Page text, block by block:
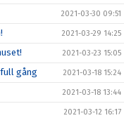
2021-03-30 09:51
2021-03-29 14:25
2021-03-23 15:05
gång 2021-03-18 15:24
2021-03-18 13:44
2021-03-12 16:17